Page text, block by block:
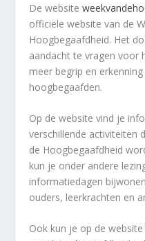
De website
officiële website van de
Hoogbegaafdheid. Het
aandacht te vragen voor
meer begrip en
hoogbegaafden.
Op de website vind je
verschillende activiteiten
de Hoogbegaafdheid
kun je onder andere
informatiedagen
ouders, leerkrachten en
Ook kun je op de